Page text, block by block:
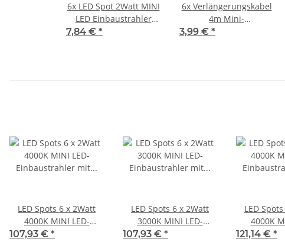
6x LED Spot 2Watt MINI
LED Einbaustrahler
4000K
7,84 € *
6x Verlängerungskabel
4m Mini-
Steckverbindung
3,99 € *
LED Spots 6 x 2Watt
4000K MINI LED-
Einbaustrahler mit Wifi
107,93 € *
LED Spots 6 x 2Watt
3000K MINI LED-
Einbaustrahler mit Wifi
107,93 € *
LED
4000K
121,14 € *